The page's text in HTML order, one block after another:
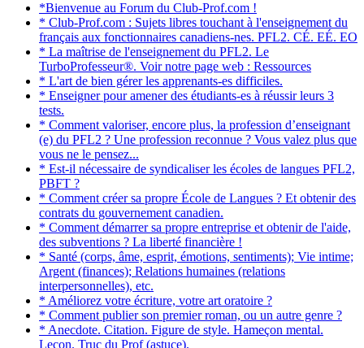
*Bienvenue au Forum du Club-Prof.com !
* Club-Prof.com : Sujets libres touchant à l'enseignement du
français aux fonctionnaires canadiens-nes. PFL2. CÉ. EÉ. EO
* La maîtrise de l'enseignement du PFL2. Le
TurboProfesseur®. Voir notre page web : Ressources
* L'art de bien gérer les apprenants-es difficiles.
* Enseigner pour amener des étudiants-es à réussir leurs 3
tests.
* Comment valoriser, encore plus, la profession d’enseignant
(e) du PFL2 ? Une profession reconnue ? Vous valez plus que
vous ne le pensez...
* Est-il nécessaire de syndicaliser les écoles de langues PFL2,
PBFT ?
* Comment créer sa propre École de Langues ? Et obtenir des
contrats du gouvernement canadien.
* Comment démarrer sa propre entreprise et obtenir de l'aide,
des subventions ? La liberté financière !
* Santé (corps, âme, esprit, émotions, sentiments); Vie intime;
Argent (finances); Relations humaines (relations
interpersonnelles), etc.
* Améliorez votre écriture, votre art oratoire ?
* Comment publier son premier roman, ou un autre genre ?
* Anecdote. Citation. Figure de style. Hameçon mental.
Leçon. Truc du Prof (astuce).